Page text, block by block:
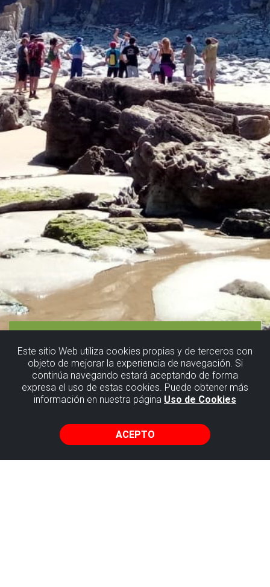
Este sitio Web utiliza cookies propias y de terceros con
objeto de mejorar la experiencia de navegación. Si
continúa navegando estará aceptando de forma
expresa el uso de estas cookies. Puede obtener más
información en nuestra página Uso de Cookies
ACEPTO